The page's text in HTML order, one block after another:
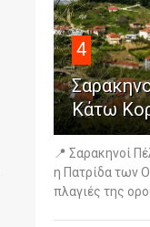
4
Κάτω
📍 Σαρακηνοί
η Πατρίδα των
πλαγιές της